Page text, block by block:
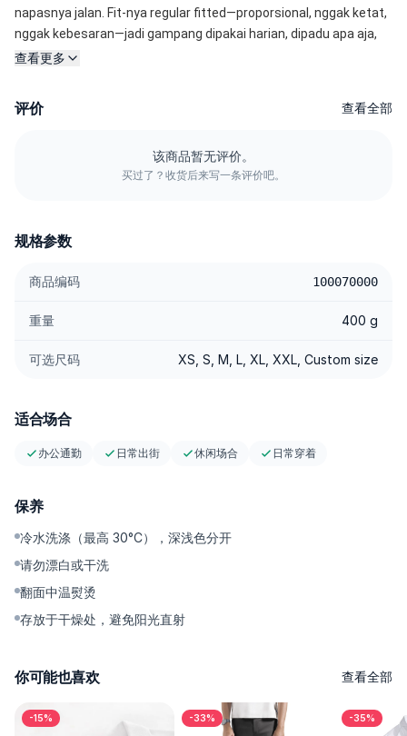
napasnya jalan. Fit-nya regular fitted—proporsional, nggak ketat,
nggak kebesaran—jadi gampang dipakai harian, dipadu apa aja,
dari pagi sampai malam.
Spesifikasi
bulu halus; hasilnya lebih lembut, lebih rapi, dan nyaman di cuaca
Regular Fitted Silhouette — Bentuk seimbang di dada & bahu;
Crewneck Stabil — Bukaan leher yang tetap rapi setelah dicuci-
Jahitan Rapi — Garis tetap konsisten untuk tampilan yang
Easy-Care — Aman mesin cuci; cepat kembali siap pakai.
Kenapa Harus Punya
Ini kaos “langsung jadi”—tinggal ambil, pakai, selesai. Lembutnya
dapet, siluetnya aman, styling-nya fleksibel. Mau dipasangkan
Shirt ini wajib masuk rotasi.
Size & Fit
size down untuk lebih trim.
Cuci dingin 30°C, balik dalam, warna senada; hindari pemutih.
Jemur teduh (gantung atau flat); tumble low bila perlu, bentuk
ulang kerah saat masih lembap.
查看更多
评价 查看全部
该商品暂无评价。
买过了？收货后来写一条评价吧。
规格参数
商品编码 100070000
重量 400 g
可选尺码 XS, S, M, L, XL, XXL, Custom size
适合场合
办公通勤 日常出街 休闲场合 日常穿着
保养
冷水洗涤（最高 30°C），深浅色分开
请勿漂白或干洗
翻面中温熨烫
存放于干燥处，避免阳光直射
你可能也喜欢 查看全部
-15% -33% -35%